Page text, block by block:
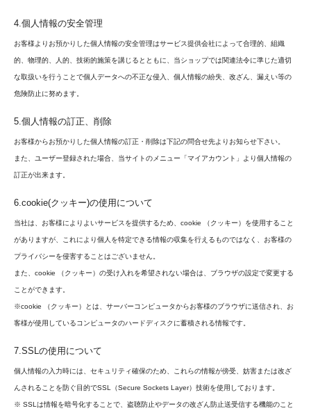
4.個人情報の安全管理
お客様よりお預かりした個人情報の安全管理はサービス提供会社によって合理的、組織
的、物理的、人的、技術的施策を講じるとともに、当ショップでは関連法令に準じた適切
な取扱いを行うことで個人データへの不正な侵入、個人情報の紛失、改ざん、漏えい等の
危険防止に努めます。
5.個人情報の訂正、削除
お客様からお預かりした個人情報の訂正・削除は下記の問合せ先よりお知らせ下さい。
また、ユーザー登録された場合、当サイトのメニュー「マイアカウント」より個人情報の
訂正が出来ます。
6.cookie(クッキー)の使用について
当社は、お客様によりよいサービスを提供するため、cookie （クッキー）を使用すること
がありますが、これにより個人を特定できる情報の収集を行えるものではなく、お客様の
プライバシーを侵害することはございません。
また、cookie （クッキー）の受け入れを希望されない場合は、ブラウザの設定で変更する
ことができます。
※cookie （クッキー）とは、サーバーコンピュータからお客様のブラウザに送信され、お
客様が使用しているコンピュータのハードディスクに蓄積される情報です。
7.SSLの使用について
個人情報の入力時には、セキュリティ確保のため、これらの情報が傍受、妨害または改ざ
んされることを防ぐ目的でSSL（Secure Sockets Layer）技術を使用しております。
※ SSLは情報を暗号化することで、盗聴防止やデータの改ざん防止送受信する機能のこと